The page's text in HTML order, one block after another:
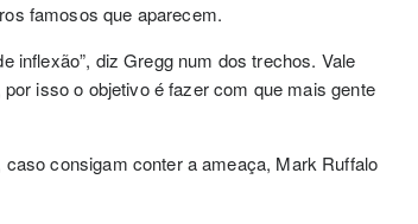
famosos que aparecem.
inflexão”, diz Gregg num dos trechos. Vale
isso o objetivo é fazer com que mais gente
consigam conter a ameaça, Mark Ruffalo